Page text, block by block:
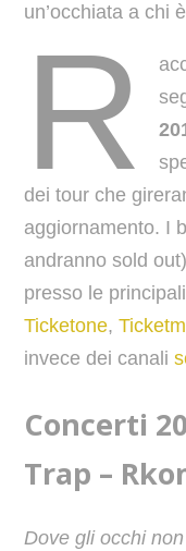
un’occhiata a chi
R
dei tour che
aggiornamento. I
andranno sold
presso le
Ticketone,
invece dei canali
Concerti
Trap –
Dove gli occhi